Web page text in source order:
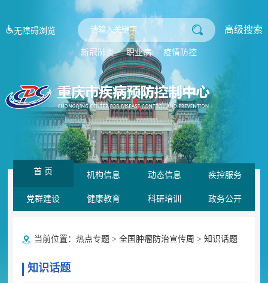
无障碍浏览 高级搜索
新冠肺炎 职业病 疫情防控
首 页 机构信息 动态信息 疾控服务
党群建设 健康教育 科研培训 政务公开
当前位置： 热点专题> 全国肿瘤防治宣传周 > 知识话题
知识话题